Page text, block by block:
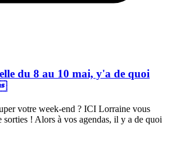
du 8 au 10 mai, y'a de quoi
votre week-end ? ICI Lorraine vous
sorties ! Alors à vos agendas, il y a de quoi